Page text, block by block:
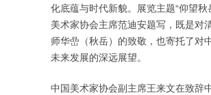
化底蕴与时代新貌。展览主题“仰望秋
美术家协会主席范迪安题写，既是对
师华嵒（秋岳）的致敬，也寄托了对
未来发展的深远展望。
中国美术家协会副主席王来文在致辞